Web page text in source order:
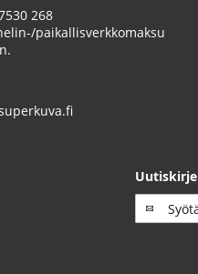
268
paikallisverkkomaksu
Uutiskirje
Tilaa
uutiskirje